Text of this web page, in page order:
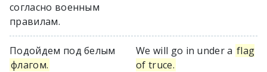
согласно военным
правилам.
Подойдем под белым
флагом.
We will go in under a flag
of truce.